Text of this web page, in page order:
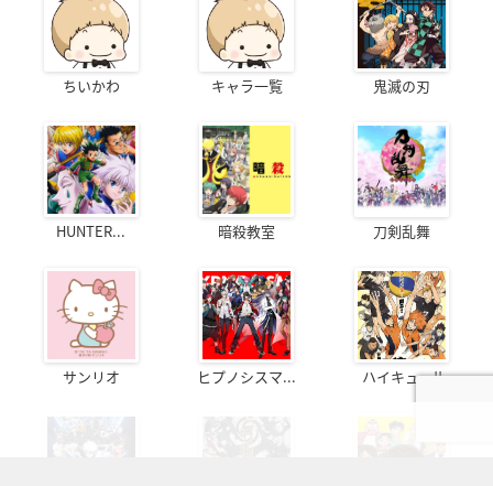
ちいかわ キャラ一覧 鬼滅の刃
HUNTER... 暗殺教室 刀剣乱舞
サンリオ ヒプノシスマ... ハイキュー!!